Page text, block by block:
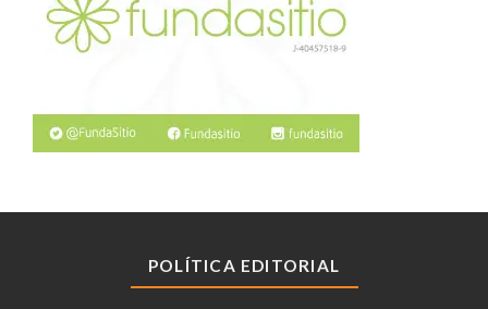
POLÍTICA EDITORIAL